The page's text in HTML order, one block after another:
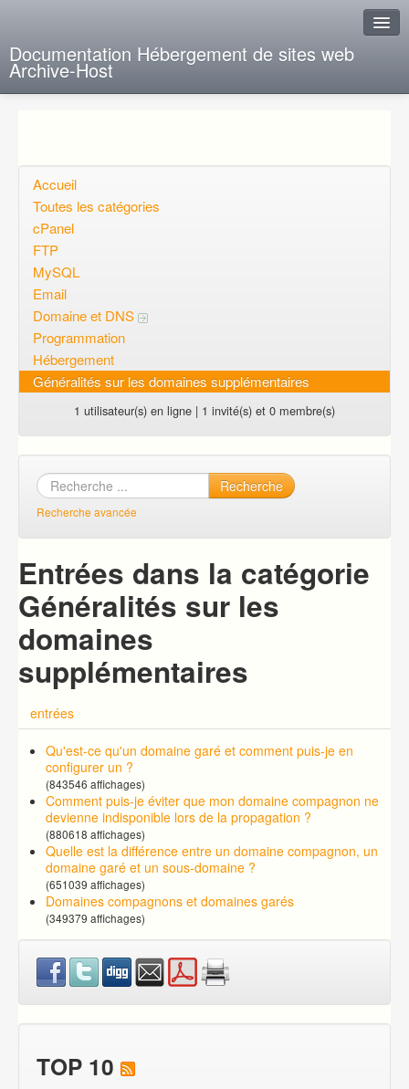
Documentation Hébergement de sites web
Archive-Host
Questions ouvertes
Voulez-vous vous inscrire?
Connexion
Accueil
Toutes les catégories
cPanel
FTP
MySQL
Email
Domaine et DNS
Programmation
Hébergement
Généralités sur les domaines supplémentaires
1 utilisateur(s) en ligne | 1 invité(s) et 0 membre(s)
Recherche
Recherche avancée
Entrées dans la catégorie
Généralités sur les
domaines
supplémentaires
entrées
Qu'est-ce qu'un domaine garé et comment puis-je en
configurer un ?
(843546 affichages)
Comment puis-je éviter que mon domaine compagnon ne
devienne indisponible lors de la propagation ?
(880618 affichages)
Quelle est la différence entre un domaine compagnon, un
domaine garé et un sous-domaine ?
(651039 affichages)
Domaines compagnons et domaines garés
(349379 affichages)
TOP 10